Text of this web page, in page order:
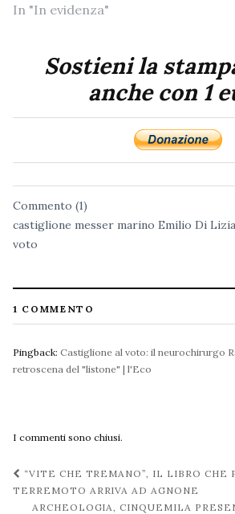
In "In evidenza"
Sostieni la
anche con 1
Commento (1)
castiglione messer marino Emilio Di Lizia
voto
1 COMMENTO
Pingback: Castiglione al voto: il neurochirurgo
retroscena del "listone" | l'Eco
I commenti sono chiusi.
Navigazione
post
“VITE CHE TREMANO”, IL LIBRO CHE
TERREMOTO ARRIVA AD AGNONE
ARCHEOLOGIA, CINQUEMILA